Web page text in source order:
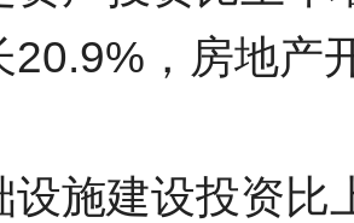
20.9%，房地
设施建设投资比